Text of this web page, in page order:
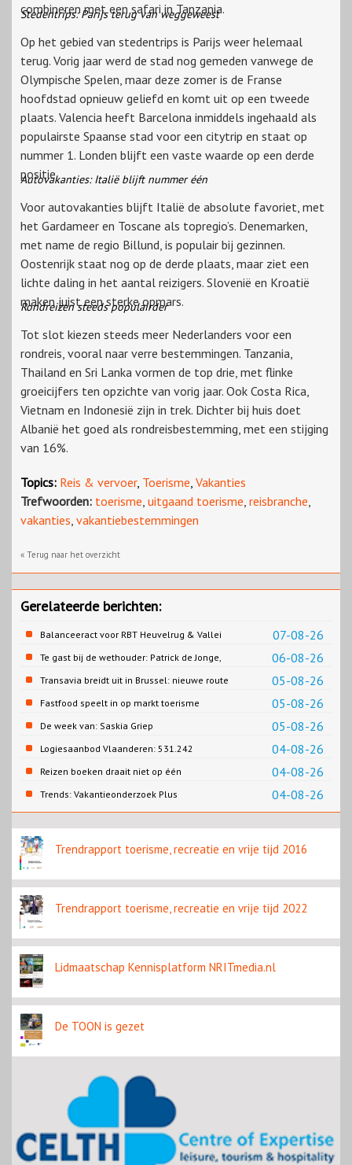
combineren met een safari in Tanzania.
Stedentrips: Parijs terug van weggeweest
Op het gebied van stedentrips is Parijs weer helemaal
terug. Vorig jaar werd de stad nog gemeden vanwege de
Olympische Spelen, maar deze zomer is de Franse
hoofdstad opnieuw geliefd en komt uit op een tweede
plaats. Valencia heeft Barcelona inmiddels ingehaald als
populairste Spaanse stad voor een citytrip en staat op
nummer 1. Londen blijft een vaste waarde op een derde
positie.
Autovakanties: Italië blijft nummer één
Voor autovakanties blijft Italië de absolute favoriet, met
het Gardameer en Toscane als topregio’s. Denemarken,
met name de regio Billund, is populair bij gezinnen.
Oostenrijk staat nog op de derde plaats, maar ziet een
lichte daling in het aantal reizigers. Slovenië en Kroatië
maken juist een sterke opmars.
Rondreizen steeds populairder
Tot slot kiezen steeds meer Nederlanders voor een
rondreis, vooral naar verre bestemmingen. Tanzania,
Thailand en Sri Lanka vormen de top drie, met flinke
groeicijfers ten opzichte van vorig jaar. Ook Costa Rica,
Vietnam en Indonesië zijn in trek. Dichter bij huis doet
Albanië het goed als rondreisbestemming, met een stijging
van 16%.
Topics: Reis & vervoer, Toerisme, Vakanties
Trefwoorden: toerisme, uitgaand toerisme, reisbranche,
vakanties, vakantiebestemmingen
« Terug naar het overzicht
Gerelateerde berichten:
07-08-26
Balanceeract voor RBT Heuvelrug & Vallei
06-08-26
Te gast bij de wethouder: Patrick de Jonge,
Gemeente Emmen
05-08-26
Transavia breidt uit in Brussel: nieuwe route
naar Porto
05-08-26
Fastfood speelt in op markt toerisme
05-08-26
De week van: Saskia Griep
04-08-26
Logiesaanbod Vlaanderen: 531.242
slaapplaatsen
04-08-26
Reizen boeken draait niet op één
contentbron
04-08-26
Trends: Vakantieonderzoek Plus
Trendrapport toerisme, recreatie en vrije tijd 2016
Trendrapport toerisme, recreatie en vrije tijd 2022
Lidmaatschap Kennisplatform NRITmedia.nl
De TOON is gezet